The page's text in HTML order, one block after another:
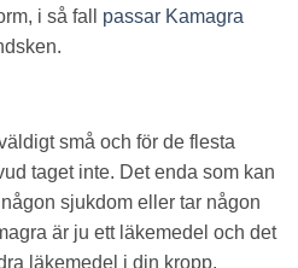
i så fall passar Kamagra
små och för de flesta
taget inte. Det enda som kan
sjukdom eller tar någon
är ju ett läkemedel och det
läkemedel i din kropp.